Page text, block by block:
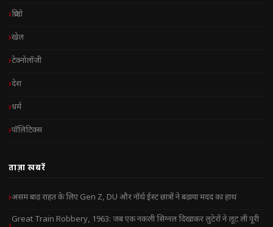
क्रिप्टो
खेल
टेक्नोलॉजी
देश
धर्म
पॉलिटिक्स
ताज़ा खबरें
असम बाढ़ राहत के लिए Gen Z, DU और नॉर्थ ईस्ट छात्रों ने बढ़ाया मदद का हाथ
Great Train Robbery, 1963: जब एक नकली सिग्नल दिखाकर लुटेरों ने लूट ली पूरी